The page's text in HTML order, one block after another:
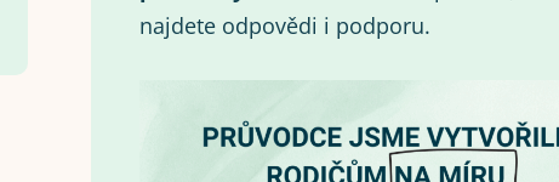
najdete odpovědi i podporu.